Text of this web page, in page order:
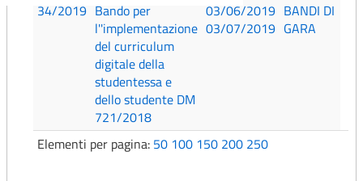
34/2019 Bando per
l''implementazione
del curriculum
digitale della
studentessa e
dello studente DM
721/2018
03/06/2019
03/07/2019
BANDI DI
GARA
Elementi per pagina: 50 100 150 200 250